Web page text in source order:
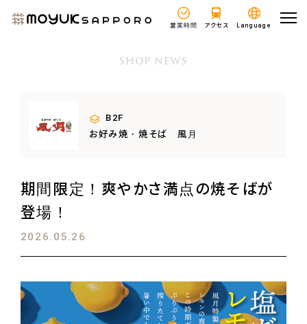
営業時間 アクセス Language
SHOP NEWS
期間限定！爽やかさ満点の焼そばが
登場！
2026.05.26
B2F
お好み焼・焼そば 風月